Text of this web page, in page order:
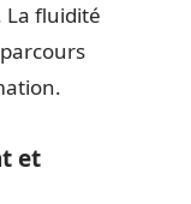
La fluidité
et